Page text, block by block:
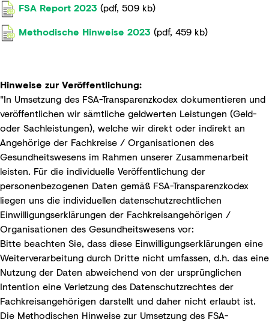
FSA Report 2023 (pdf, 509 kb)
Methodische Hinweise 2023 (pdf, 459 kb)
Hinweise zur Veröffentlichung:
"In Umsetzung des FSA-Transparenzkodex dokumentieren und
veröffentlichen wir sämtliche geldwerten Leistungen (Geld-
oder Sachleistungen), welche wir direkt oder indirekt an
Angehörige der Fachkreise / Organisationen des
Gesundheitswesens im Rahmen unserer Zusammenarbeit
leisten. Für die individuelle Veröffentlichung der
personenbezogenen Daten gemäß FSA-Transparenzkodex
liegen uns die individuellen datenschutzrechtlichen
Einwilligungserklärungen der Fachkreisangehörigen /
Organisationen des Gesundheitswesens vor:
Bitte beachten Sie, dass diese Einwilligungserklärungen eine
Weiterverarbeitung durch Dritte nicht umfassen, d.h. das eine
Nutzung der Daten abweichend von der ursprünglichen
Intention eine Verletzung des Datenschutzrechtes der
Fachkreisangehörigen darstellt und daher nicht erlaubt ist.
Die Methodischen Hinweise zur Umsetzung des FSA-